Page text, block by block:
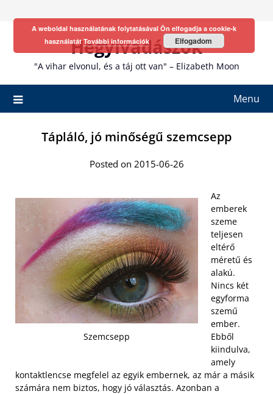
Hegyivadászok
"A vihar elvonul, és a táj ott van" – Elizabeth Moon
Menu
Tápláló, jó minőségű szemcsepp
Posted on 2015-06-26
Szemcsepp
Az
emberek
szeme
teljesen
eltérő
méretű és
alakú.
Nincs két
egyforma
szemű
ember.
Ebből
kiindulva,
amely
kontaktlencse megfelel az egyik embernek, az már a másik
számára nem biztos, hogy jó választás. Azonban a
A weboldal használatának folytatásával Ön elfogadja a cookie-k
használatátTovábbi információk Elfogadom